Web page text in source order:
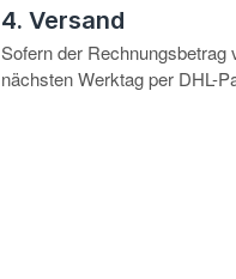
4. Versand
Sofern der Rechnungsbetrag
nächsten Werktag per DHL-